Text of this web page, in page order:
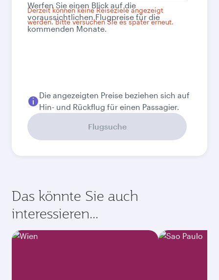
Derzeit können keine Reiseziele angezeigt
werden. Bitte versuchen Sie es später erneut.
Werfen Sie einen Blick auf die
voraussichtlichen Flugpreise für die
kommenden Monate.
Die angezeigten Preise beziehen sich auf
Hin- und Rückflug für einen Passagier.
Flugsuche
Das könnte Sie auch
interessieren...